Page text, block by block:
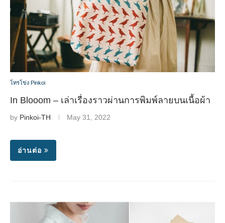
โทรโข่ง Pinkoi
In Blooom – เล่าเรื่องราวผ่านการพิมพ์ลายบนเนื้อผ้า
by Pinkoi-TH May 31, 2022
อ่านต่อ